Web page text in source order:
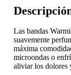
Las bandas
suavemente
máxima
microondas o
aliviar los dolores